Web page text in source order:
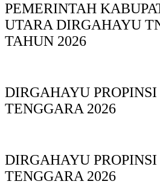
PEMERINTAH
UTARA DIRGAHAYU
TAHUN 2026
DIRGAHAYU
TENGGARA 2026
DIRGAHAYU
TENGGARA 2026